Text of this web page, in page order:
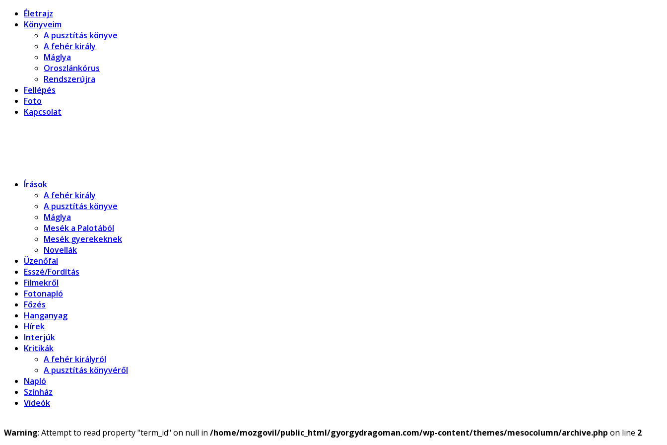
Életrajz
Könyveim
A pusztítás könyve
A fehér király
Máglya
Oroszlánkórus
Rendszerújra
Fellépés
Foto
Kapcsolat
Írások
A fehér király
A pusztítás könyve
Máglya
Mesék a Palotából
Mesék gyerekeknek
Novellák
Üzenőfal
Esszé/Fordítás
Filmekről
Fotonapló
Főzés
Hanganyag
Hírek
Interjúk
Kritikák
A fehér királyról
A pusztítás könyvéről
Napló
Színház
Videók
Warning: Attempt to read property "term_id" on null in /home/mozgovil/public_html/gyorgydragoman.com/wp-content/themes/mesocolumn/archive.php on line 2